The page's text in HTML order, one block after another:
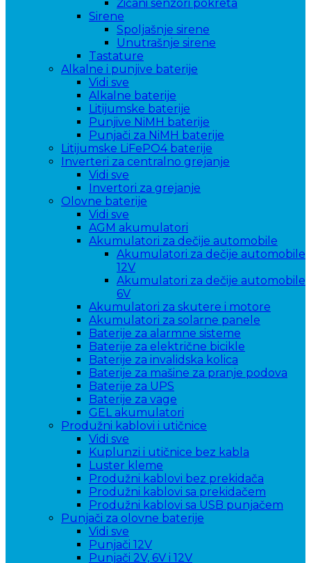
Žičani senzori pokreta
Sirene
Spoljašnje sirene
Unutrašnje sirene
Tastature
Alkalne i punjive baterije
Vidi sve
Alkalne baterije
Litijumske baterije
Punjive NiMH baterije
Punjači za NiMH baterije
Litijumske LiFePO4 baterije
Inverteri za centralno grejanje
Vidi sve
Invertori za grejanje
Olovne baterije
Vidi sve
AGM akumulatori
Akumulatori za dečije automobile
Akumulatori za dečije automobile
12V
Akumulatori za dečije automobile
6V
Akumulatori za skutere i motore
Akumulatori za solarne panele
Baterije za alarmne sisteme
Baterije za električne bicikle
Baterije za invalidska kolica
Baterije za mašine za pranje podova
Baterije za UPS
Baterije za vage
GEL akumulatori
Produžni kablovi i utičnice
Vidi sve
Kuplunzi i utičnice bez kabla
Luster kleme
Produžni kablovi bez prekidača
Produžni kablovi sa prekidačem
Produžni kablovi sa USB punjačem
Punjači za olovne baterije
Vidi sve
Punjači 12V
Punjači 2V, 6V i 12V